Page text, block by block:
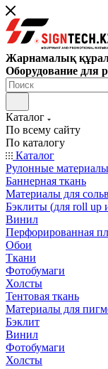
Жарнамалық
Оборудование для
Каталог
По всему сайту
По каталогу
Каталог
Рулонные материалы
Баннерная ткань
Материалы для
Бэклиты (для roll up
Винил
Перфорированная
Обои
Ткани
Фотобумаги
Холсты
Тентовая ткань
Материалы для
Бэклит
Винил
Фотобумаги
Холсты